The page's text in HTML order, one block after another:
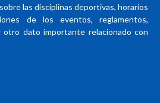
las disciplinas deportivas, horarios
de los eventos, reglamentos,
otro dato importante relacionado con